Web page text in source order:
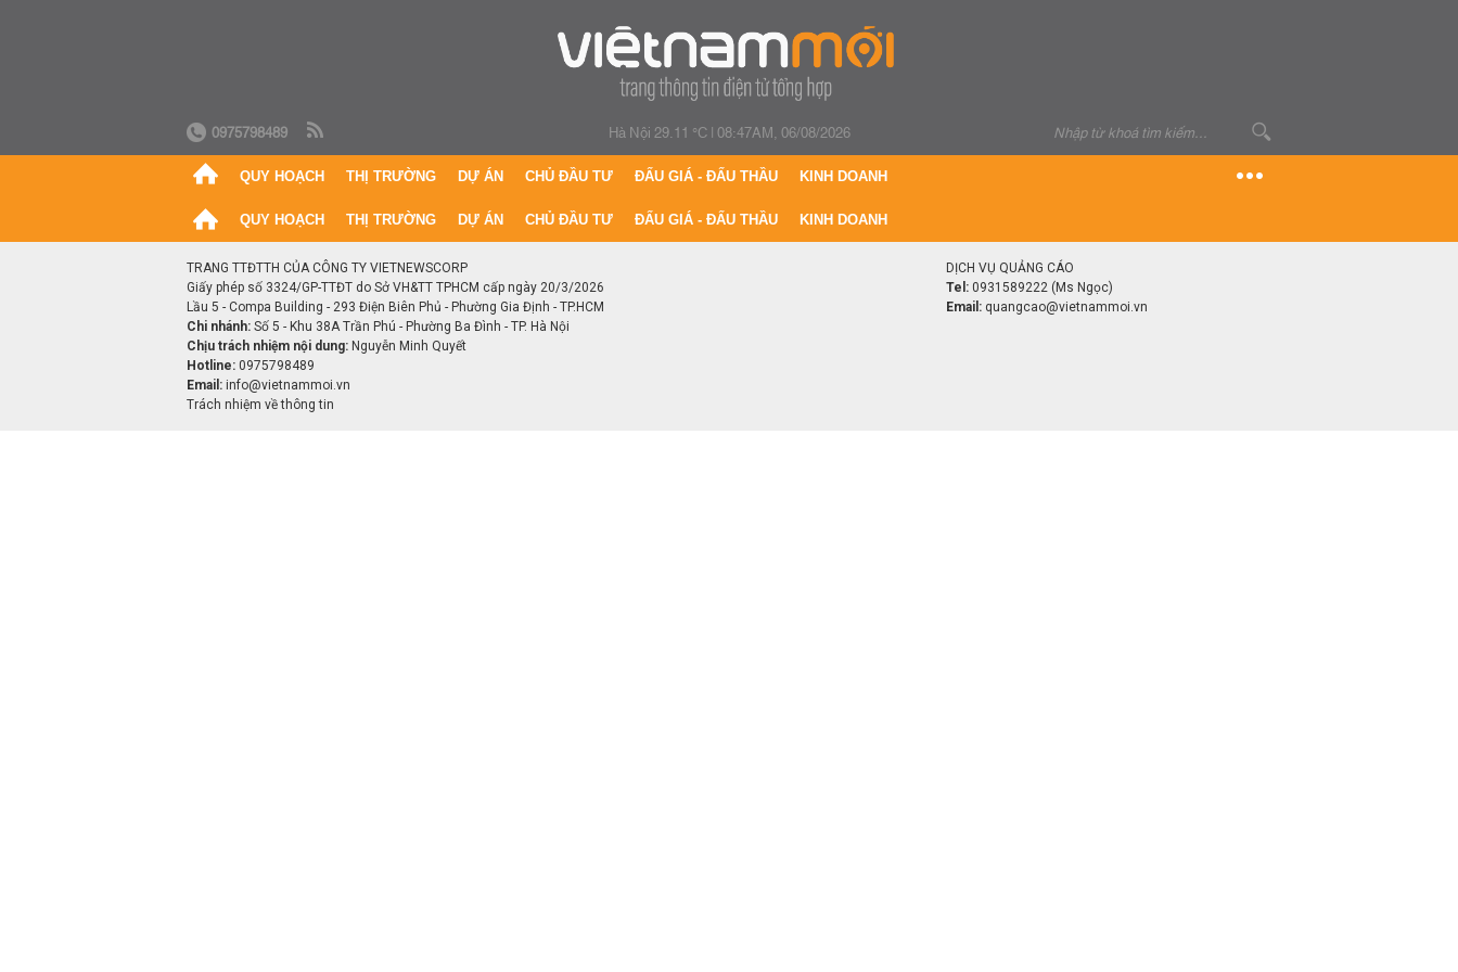
0975798489 Hà Nội 29.11 °C|08:47AM, 06/08/2026
QUY HOẠCH THỊ TRƯỜNG DỰ ÁN CHỦ ĐẦU TƯ ĐẤU GIÁ - ĐẤU THẦU KINH DOANH
QUY HOẠCH THỊ TRƯỜNG DỰ ÁN CHỦ ĐẦU TƯ ĐẤU GIÁ - ĐẤU THẦU KINH DOANH
TRANG TTĐTTH CỦA CÔNG TY VIETNEWSCORP
Giấy phép số 3324/GP-TTĐT do Sở VH&TT TPHCM cấp ngày 20/3/2026
Lầu 5 - Compa Building - 293 Điện Biên Phủ - Phường Gia Định - TP.HCM
Chi nhánh: Số 5 - Khu 38A Trần Phú - Phường Ba Đình - TP. Hà Nội
Chịu trách nhiệm nội dung: Nguyễn Minh Quyết
Hotline: 0975798489
Email: info@vietnammoi.vn
Trách nhiệm về thông tin
DỊCH VỤ QUẢNG CÁO
Tel: 0931589222 (Ms Ngọc)
Email: quangcao@vietnammoi.vn